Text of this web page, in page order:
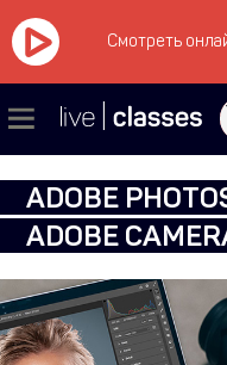
Смотреть
ADOBE
ADOBE